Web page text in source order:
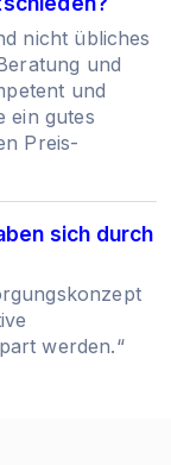
nicht übliches
und
und
ein gutes
Preis-
sich durch
werden.“